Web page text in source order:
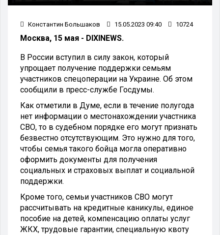
Константин Большаков 15.05.2023 09:40 10724
Москва, 15 мая - DIXINEWS.
В России вступил в силу закон, который
упрощает получение поддержки семьям
участников спецоперации на Украине. Об этом
сообщили в пресс-службе Госдумы.
Как отметили в Думе, если в течение полугода
нет информации о местонахождении участника
СВО, то в судебном порядке его могут признать
безвестно отсутствующим. Это нужно для того,
чтобы семья такого бойца могла оперативно
оформить документы для получения
социальных и страховых выплат и социальной
поддержки.
Кроме того, семьи участников СВО могут
рассчитывать на кредитные каникулы, единое
пособие на детей, компенсацию оплаты услуг
ЖКХ, трудовые гарантии, специальную квоту